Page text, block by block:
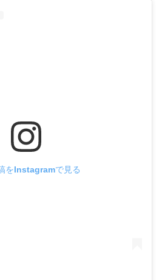
をInstagramで見る